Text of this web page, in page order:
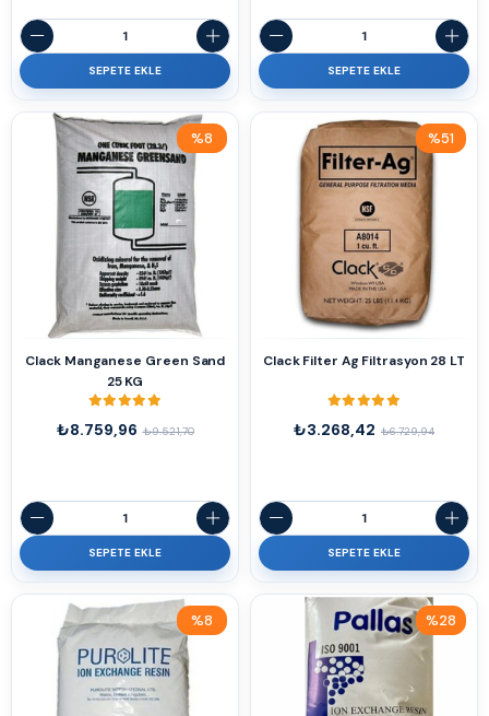
SEPETE EKLE SEPETE EKLE
Clack Manganese Green Sand
25 KG
₺8.759,96 ₺9.521,70
%8
İndirim
%8İndirim
SEPETE EKLE
Clack Filter Ag Filtrasyon 28 LT
₺3.268,42 ₺6.729,94
%51
%51İndirim
SEPETE EKLE
%8
İndirim
%8İndirim
%28
İndirim
%28İndirim